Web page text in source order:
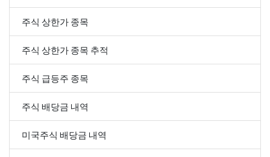
주식 상한가 종목
주식 상한가 종목 추적
주식 급등주 종목
주식 배당금 내역
미국주식 배당금 내역